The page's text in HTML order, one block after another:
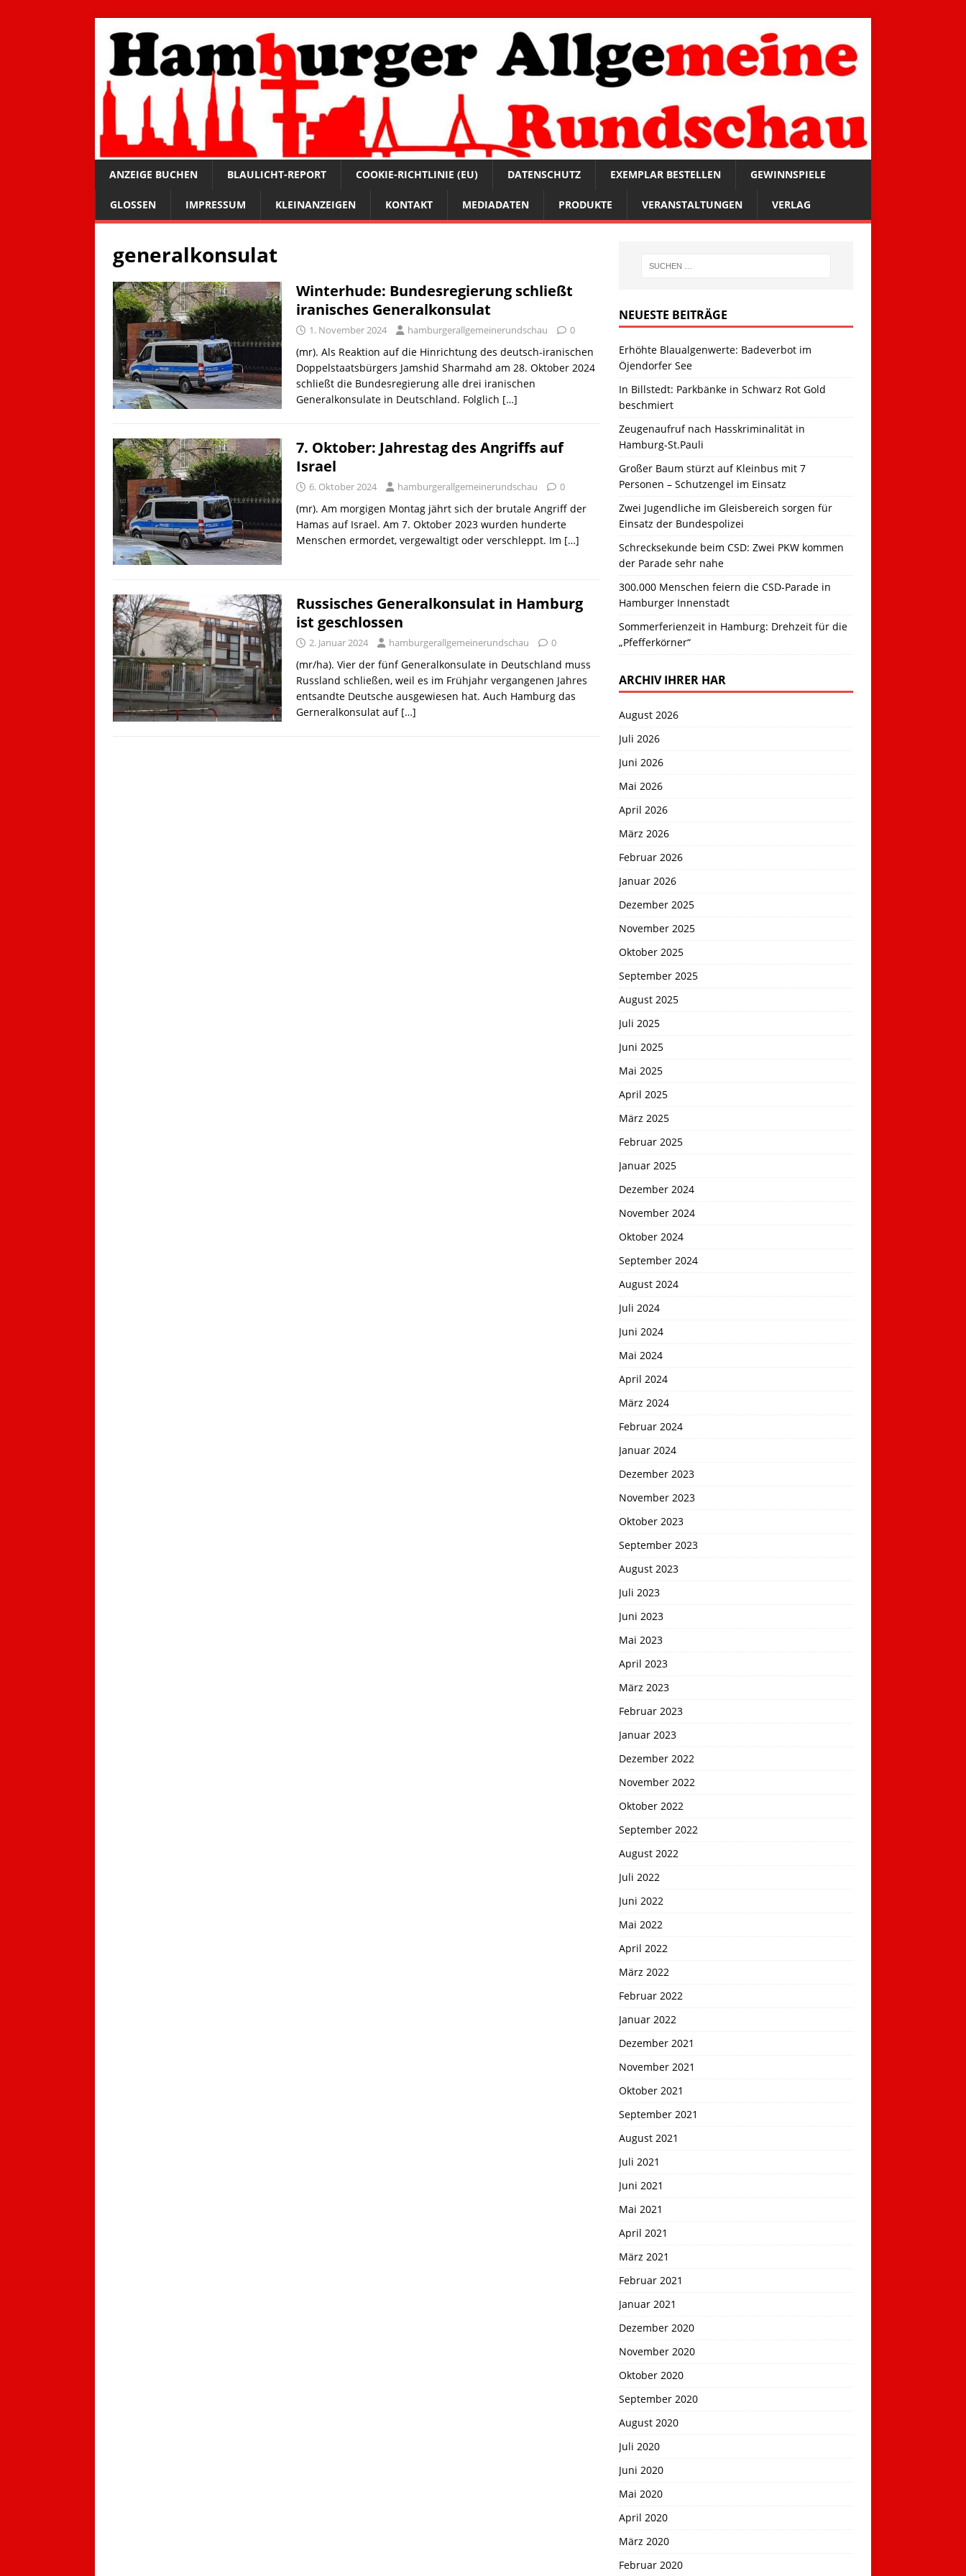
ANZEIGE BUCHEN BLAULICHT-REPORT COOKIE-RICHTLINIE (EU) DATENSCHUTZ EXEMPLAR BESTELLEN GEWINNSPIELE
GLOSSEN IMPRESSUM KLEINANZEIGEN KONTAKT MEDIADATEN PRODUKTE VERANSTALTUNGEN VERLAG
generalkonsulat
Winterhude: Bundesregierung schließt
iranisches Generalkonsulat
1. November 2024 hamburgerallgemeinerundschau 0
(mr). Als Reaktion auf die Hinrichtung des deutsch-iranischen
Doppelstaatsbürgers Jamshid Sharmahd am 28. Oktober 2024
schließt die Bundesregierung alle drei iranischen
Generalkonsulate in Deutschland. Folglich […]
7. Oktober: Jahrestag des Angriffs auf
Israel
6. Oktober 2024 hamburgerallgemeinerundschau 0
(mr). Am morgigen Montag jährt sich der brutale Angriff der
Hamas auf Israel. Am 7. Oktober 2023 wurden hunderte
Menschen ermordet, vergewaltigt oder verschleppt. Im […]
Russisches Generalkonsulat in Hamburg
ist geschlossen
2. Januar 2024 hamburgerallgemeinerundschau 0
(mr/ha). Vier der fünf Generalkonsulate in Deutschland muss
Russland schließen, weil es im Frühjahr vergangenen Jahres
entsandte Deutsche ausgewiesen hat. Auch Hamburg das
Gerneralkonsulat auf […]
NEUESTE BEITRÄGE
Erhöhte Blaualgenwerte: Badeverbot im
Öjendorfer See
In Billstedt: Parkbänke in Schwarz Rot Gold
beschmiert
Zeugenaufruf nach Hasskriminalität in
Hamburg-St.Pauli
Großer Baum stürzt auf Kleinbus mit 7
Personen – Schutzengel im Einsatz
Zwei Jugendliche im Gleisbereich sorgen für
Einsatz der Bundespolizei
Schrecksekunde beim CSD: Zwei PKW kommen
der Parade sehr nahe
300.000 Menschen feiern die CSD-Parade in
Hamburger Innenstadt
Sommerferienzeit in Hamburg: Drehzeit für die
„Pfefferkörner“
ARCHIV IHRER HAR
August 2026
Juli 2026
Juni 2026
Mai 2026
April 2026
März 2026
Februar 2026
Januar 2026
Dezember 2025
November 2025
Oktober 2025
September 2025
August 2025
Juli 2025
Juni 2025
Mai 2025
April 2025
März 2025
Februar 2025
Januar 2025
Dezember 2024
November 2024
Oktober 2024
September 2024
August 2024
Juli 2024
Juni 2024
Mai 2024
April 2024
März 2024
Februar 2024
Januar 2024
Dezember 2023
November 2023
Oktober 2023
September 2023
August 2023
Juli 2023
Juni 2023
Mai 2023
April 2023
März 2023
Februar 2023
Januar 2023
Dezember 2022
November 2022
Oktober 2022
September 2022
August 2022
Juli 2022
Juni 2022
Mai 2022
April 2022
März 2022
Februar 2022
Januar 2022
Dezember 2021
November 2021
Oktober 2021
September 2021
August 2021
Juli 2021
Juni 2021
Mai 2021
April 2021
März 2021
Februar 2021
Januar 2021
Dezember 2020
November 2020
Oktober 2020
September 2020
August 2020
Juli 2020
Juni 2020
Mai 2020
April 2020
März 2020
Februar 2020